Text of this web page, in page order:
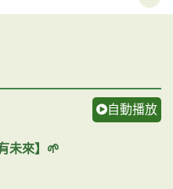
自動播放
未來】🌱